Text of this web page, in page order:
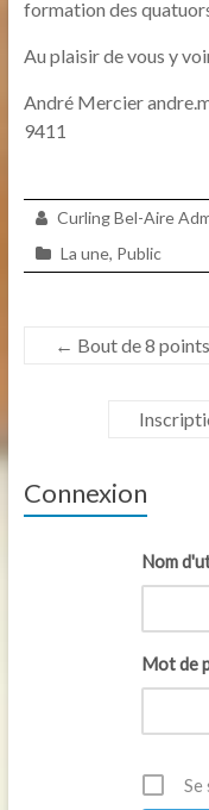
formation des
Au plaisir de vous y
André Mercier
9411
Curling Bel-Aire
La une, Public
← Bout de 8 points
Connexion
Nom
Mot de
Se